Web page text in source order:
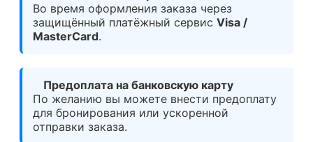
Во время оформления заказа через
защищённый платёжный сервис Visa /
MasterCard.
Предоплата на банковскую карту
По желанию вы можете внести предоплату
для бронирования или ускоренной
отправки заказа.